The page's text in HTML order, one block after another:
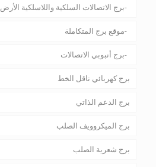
برج الاتصالات السلكية واللاسلكية الأرض
موقع برج المتكاملة
برج أنبوبي الاتصالات
برج كهربائي ناقل الخط
برج الدعم الذاتي
برج الميكروويف الصلب
برج شعرية الصلب